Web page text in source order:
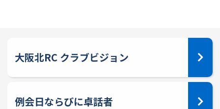
大阪北RC クラブビジョン
例会日ならびに卓話者